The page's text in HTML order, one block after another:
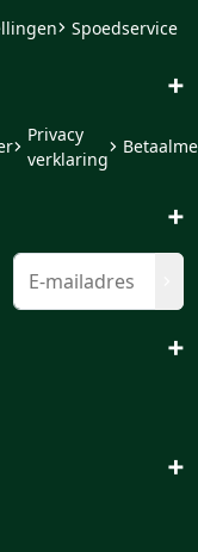
Spoedservice
+
Privacy
verklaring
+
+
+